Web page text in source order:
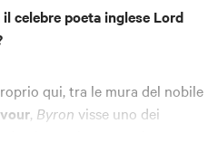
celebre poeta inglese Lord
qui, tra le mura del nobile
, Byron visse uno dei